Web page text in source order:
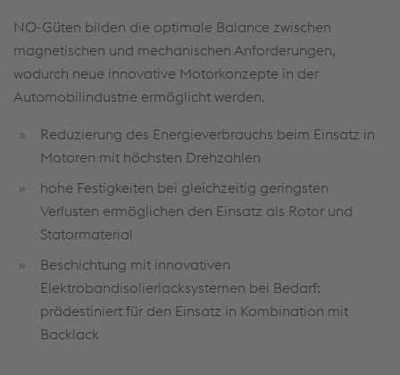
NO-Güten bilden die optimale Balance zwischen
magnetischen und mechanischen Anforderungen,
wodurch neue innovative Motorkonzepte in der
Automobilindustrie ermöglicht werden.
Reduzierung des Energieverbrauchs beim Einsatz in
Motoren mit höchsten Drehzahlen
hohe Festigkeiten bei gleichzeitig geringsten
Verlusten ermöglichen den Einsatz als Rotor und
Statormaterial
Beschichtung mit innovativen
Elektrobandisolierlacksystemen bei Bedarf:
prädestiniert für den Einsatz in Kombination mit
Backlack